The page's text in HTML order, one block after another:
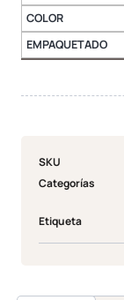
SKU
Categorías
Etiqueta